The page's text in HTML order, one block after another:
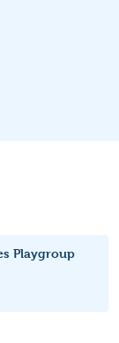
Playgroup